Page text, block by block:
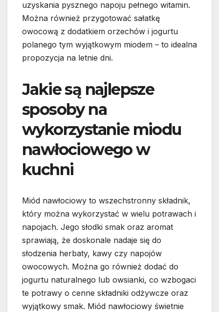
uzyskania pysznego napoju pełnego witamin.
Można również przygotować sałatkę
owocową z dodatkiem orzechów i jogurtu
polanego tym wyjątkowym miodem – to idealna
propozycja na letnie dni.
Jakie są najlepsze
sposoby na
wykorzystanie miodu
nawłociowego w
kuchni
Miód nawłociowy to wszechstronny składnik,
który można wykorzystać w wielu potrawach i
napojach. Jego słodki smak oraz aromat
sprawiają, że doskonale nadaje się do
słodzenia herbaty, kawy czy napojów
owocowych. Można go również dodać do
jogurtu naturalnego lub owsianki, co wzbogaci
te potrawy o cenne składniki odżywcze oraz
wyjątkowy smak. Miód nawłociowy świetnie